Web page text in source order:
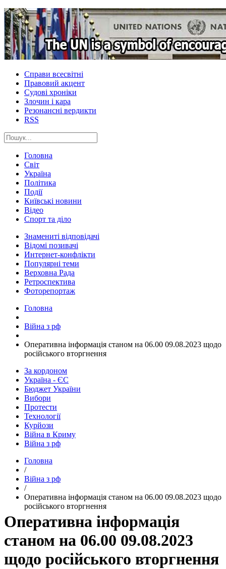
Справи всесвітні
Правовий акцент
Судові хроніки
Злочин і кара
Резонансні вердикти
RSS
Головна
Світ
Україна
Політика
Події
Київські новини
Відео
Спорт та діло
Знамениті відповідачі
Відомі позивачі
Интернет-конфлікти
Популярні теми
Верховна Рада
Ретроспектива
Фоторепортаж
Головна
Війна з рф
​Оперативна інформація станом на 06.00 09.08.2023 щодо
російського вторгнення
За кордоном
Україна - ЄС
Бюджет України
Вибори
Протести
Технології
Курйози
Війна в Криму
Війна з рф
Головна
/
Війна з рф
/
​Оперативна інформація станом на 06.00 09.08.2023 щодо
російського вторгнення
​Оперативна інформація
станом на 06.00 09.08.2023
щодо російського вторгнення